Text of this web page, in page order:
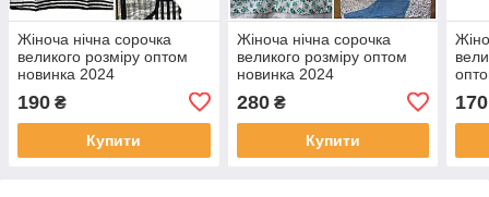
Жіноча нічна сорочка
великого розміру оптом
новинка 2024
190 ₴
Купити
Жіноча нічна сорочка
великого розміру оптом
новинка 2024
280₴
Купити
170